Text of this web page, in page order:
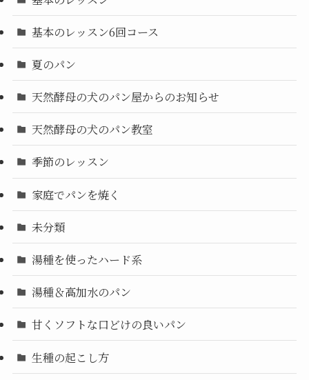
基本のレッスン6回コース
夏のパン
天然酵母の犬のパン屋からのお知らせ
天然酵母の犬のパン教室
季節のレッスン
家庭でパンを焼く
未分類
湯種を使ったハード系
湯種＆高加水のパン
甘くソフトな口どけの良いパン
生種の起こし方